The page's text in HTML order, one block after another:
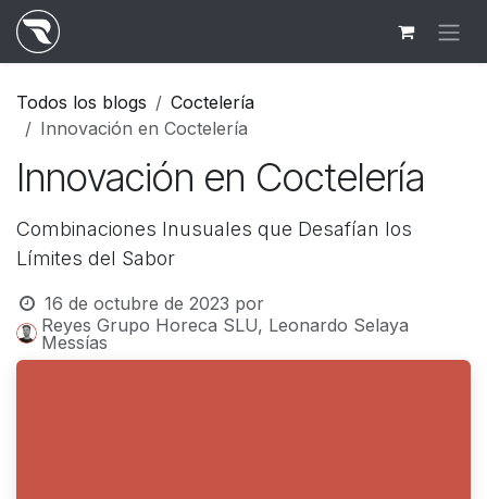
Ir al contenido
Todos los blogs
Coctelería
Innovación en Coctelería
Innovación en Coctelería
Combinaciones Inusuales que Desafían los
Límites del Sabor
16 de octubre de 2023 por
Reyes Grupo Horeca SLU, Leonardo Selaya
Messías